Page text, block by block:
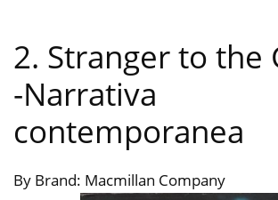
2. Stranger to the
-Narrativa
contemporanea
By Brand: Macmillan Company